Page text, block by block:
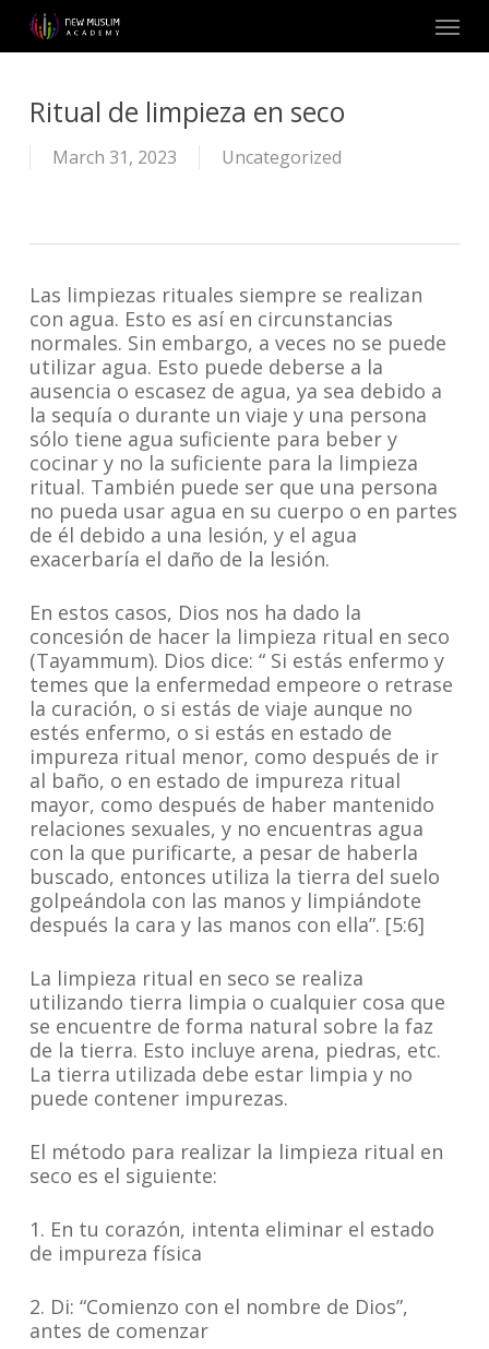
Skip
main
Menu
Ritual de limpieza en seco
March 31, 2023 Uncategorized
Las limpiezas rituales siempre se realizan
con agua. Esto es así en circunstancias
normales. Sin embargo, a veces no se puede
utilizar agua. Esto puede deberse a la
ausencia o escasez de agua, ya sea debido a
la sequía o durante un viaje y una persona
sólo tiene agua suficiente para beber y
cocinar y no la suficiente para la limpieza
ritual. También puede ser que una persona
no pueda usar agua en su cuerpo o en partes
de él debido a una lesión, y el agua
exacerbaría el daño de la lesión.
En estos casos, Dios nos ha dado la
concesión de hacer la limpieza ritual en seco
(Tayammum). Dios dice: “ Si estás enfermo y
temes que la enfermedad empeore o retrase
la curación, o si estás de viaje aunque no
estés enfermo, o si estás en estado de
impureza ritual menor, como después de ir
al baño, o en estado de impureza ritual
mayor, como después de haber mantenido
relaciones sexuales, y no encuentras agua
con la que purificarte, a pesar de haberla
buscado, entonces utiliza la tierra del suelo
golpeándola con las manos y limpiándote
después la cara y las manos con ella”. [5:6]
La limpieza ritual en seco se realiza
utilizando tierra limpia o cualquier cosa que
se encuentre de forma natural sobre la faz
de la tierra. Esto incluye arena, piedras, etc.
La tierra utilizada debe estar limpia y no
puede contener impurezas.
El método para realizar la limpieza ritual en
seco es el siguiente:
1. En tu corazón, intenta eliminar el estado
de impureza física
2. Di: “Comienzo con el nombre de Dios”,
antes de comenzar